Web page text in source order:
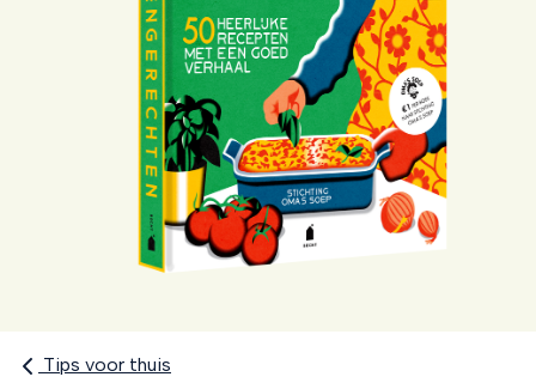
Tips voor thuis